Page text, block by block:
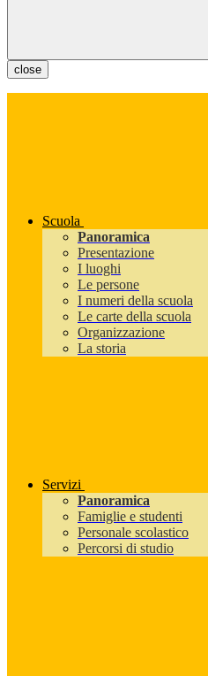
close
Scuola
Panoramica
Presentazione
I luoghi
Le persone
I numeri della scuola
Le carte della scuola
Organizzazione
La storia
Servizi
Panoramica
Famiglie e studenti
Personale scolastico
Percorsi di studio